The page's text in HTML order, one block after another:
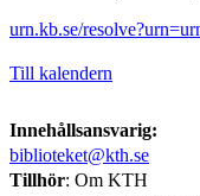
urn.kb.se/
Till kalendern
Innehållsansvarig:
biblioteket@kth.se
Tillhör: Om KTH